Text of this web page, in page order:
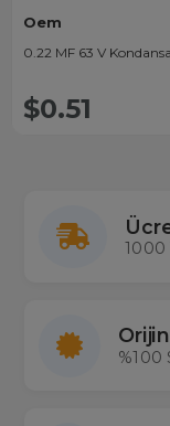
Oem
0.22 MF 63 V
$0.51
1000
%100